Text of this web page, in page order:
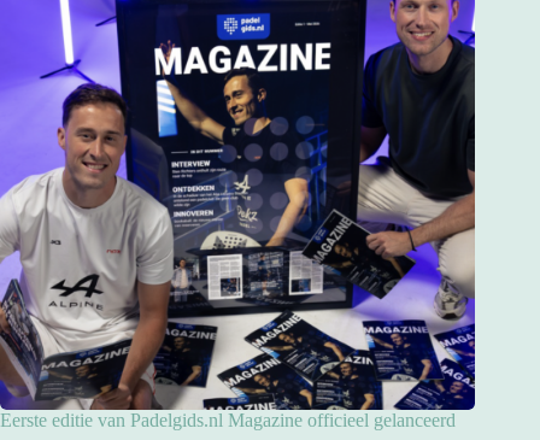
Eerste editie van Padelgids.nl Magazine officieel gelanceerd